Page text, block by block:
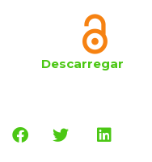
Descarregar